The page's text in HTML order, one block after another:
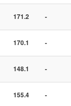
171.2 -
170.1 -
148.1 -
155.4 -